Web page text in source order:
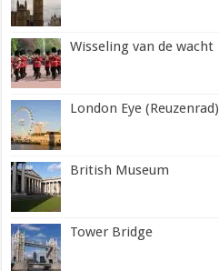
Wisseling van de wacht
London Eye (Reuzenrad)
British Museum
Tower Bridge